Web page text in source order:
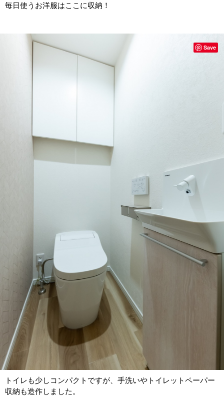
毎日使うお洋服はここに収納！
トイレも少しコンパクトですが、手洗いやトイレットペーパー
収納も造作しました。
Save